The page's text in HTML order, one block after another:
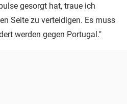
gesorgt hat, traue ich
Seite zu verteidigen. Es muss
werden gegen Portugal."